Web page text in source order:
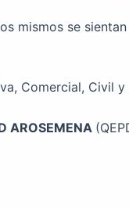
mismos se
Comercial, Civil y
AROSEMENA